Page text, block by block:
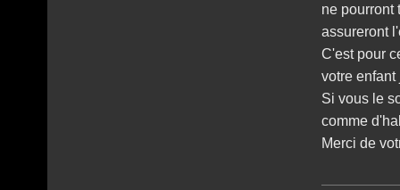
ne pourront
assureront
C'est pour
votre
Si vous le
comme
Merci de